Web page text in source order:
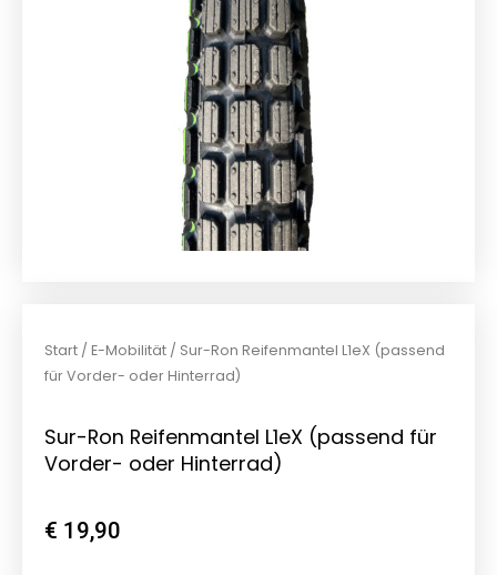
Start / E-Mobilität / Sur-Ron Reifenmantel L1eX (passend
für Vorder- oder Hinterrad)
Sur-Ron Reifenmantel L1eX (passend für
Vorder- oder Hinterrad)
€ 19,90